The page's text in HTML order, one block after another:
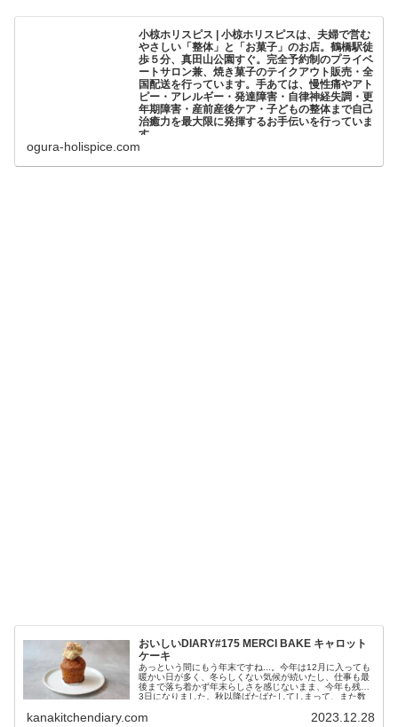
小椋ホリスピス | 小椋ホリスピスは、夫婦で営む
やさしい「整体」と「お菓子」のお店。鶴橋駅徒
歩５分、真田山公園すぐ。完全予約制のプライベ
ートサロン兼、焼き菓子のテイクアウト販売・全
国配送を行っています。手あては、慢性痛やアト
ピー・アレルギー・発達障害・自律神経失調・更
年期障害・産前産後ケア・子どもの整体まで自己
治癒力を最大限に発揮するお手伝いを行っていま
す。
小椋ホリスピスは、夫婦で営むやさしい「整体」と「お菓
制のプライベートサロン兼、焼き菓子のテイクアウト販
ogura-holispice.com
おいしいDIARY#175 MERCI BAKE キャロット
ケーキ
あっという間にもう年末ですね...。今年は12月に入っても
暖かい日が多く、冬らしくない気候が続いたし、仕事も最
後まで落ち着かず年末らしさを感じないまま、今年も残り
3日になりました。秋以降ばたばたしてしまって、また数
kanakitchendiary.com 2023.12.28